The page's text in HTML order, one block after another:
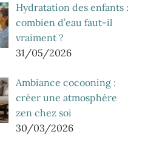
Hydratation des enfants :
combien d’eau faut-il
vraiment ?
31/05/2026
Ambiance cocooning :
créer une atmosphère
zen chez soi
30/03/2026